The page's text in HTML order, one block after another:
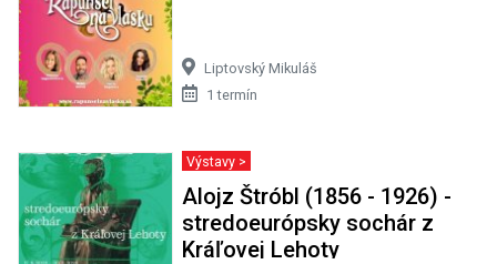
Liptovský Mikuláš
1 termín
Výstavy >
Alojz Štróbl (1856 - 1926) -
stredoeurópsky sochár z
Kráľovej Lehoty